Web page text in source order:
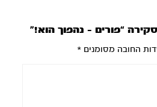
“פורים – נהפוך הוא!”
החובה מסומנים*